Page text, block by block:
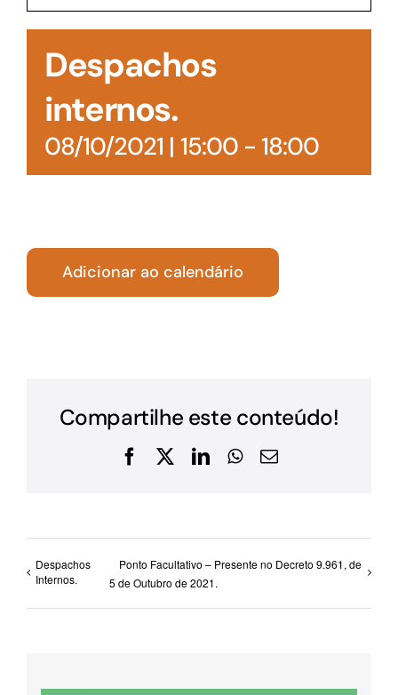
Acesso à Informação
Despachos
internos.
08/10/2021 | 15:00- 18:00
Adicionar ao calendário
Compartilhe este conteúdo!
Facebook
X LinkedInWhatsApp
E-
Despachos
Internos.
Ponto Facultativo – Presente no Decreto 9.961, de
5 de Outubro de 2021.